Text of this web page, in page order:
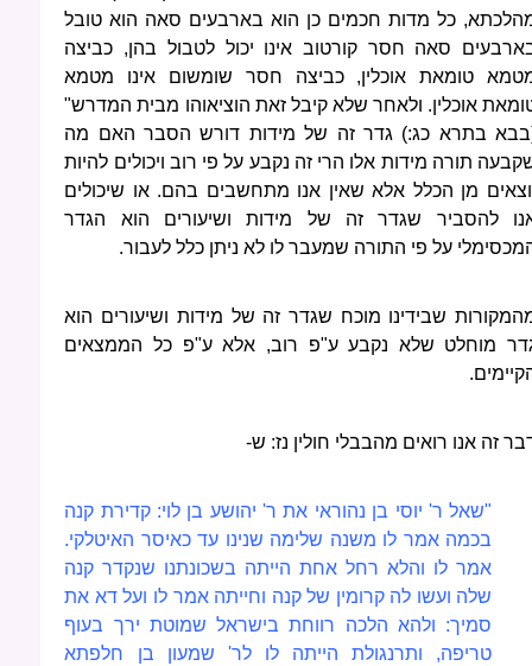
כל מדות חכמים כן הוא בארבעים סאה הוא טובל
סאה חסר קורטוב אינו יכול לטבול בהן, כביצה
טומאת אוכלין, כביצה חסר שומשום אינו מטמא
אוכלין. ולאחר שלא קיבל זאת הוציאוהו מבית המדרש"
בתרא כג:) גדר זה של מידות דורש הסבר האם מה
תורה מידות אלו הרי זה נקבע על פי רוב ויכולים להיות
מן הכלל אלא שאין אנו מתחשבים בהם. או שיכולים
להסביר שגדר זה של מידות ושיעורים הוא הגדר
על פי התורה שמעבר לו לא ניתן כלל לעבור.
שבידינו מוכח שגדר זה של מידות ושיעורים הוא
מוחלט שלא נקבע ע"פ רוב, אלא ע"פ כל הממצאים
זה אנו רואים מהבבלי חולין נז: ש-
"שאל ר' יוסי בן נהוראי את ר' יהושע בן לוי: קדירת קנה
בכמה אמר לו משנה שלימה שנינו עד כאיסר האיטלקי.
אמר לו והלא רחל אחת הייתה בשכונתנו שנקדר קנה
שלה ועשו לה קרומין של קנה וחייתה אמר לו ועל דא את
סמיך: ולהא הלכה רווחת בישראל שמוטת ירך בעוף
טריפה, ותרנגולת הייתה לו לר' שמעון בן חלפתא